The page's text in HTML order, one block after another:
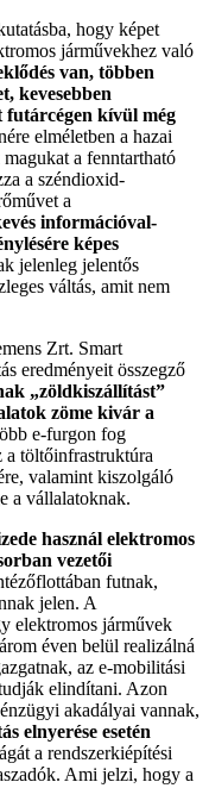
hogy képet
járművekhez való
van, többen
kevesebben
futárcégen kívül még
elméletben a hazai
a fenntartható
a széndioxid-
a
információval-
képes
jelenleg jelentős
váltás, amit nem
Zrt. Smart
eredményeit összegző
„zöldkiszállítást”
zöme kivár a
e-furgon fog
a töltőinfrastruktúra
valamint kiszolgáló
a vállalatoknak.
használ elektromos
vezetői
futnak,
jelen. A
elektromos járművek
éven belül realizálná
az e-mobilitási
elindítani. Azon
akadályai vannak,
elnyerése esetén
a rendszerkiépítési
Ami jelzi, hogy a